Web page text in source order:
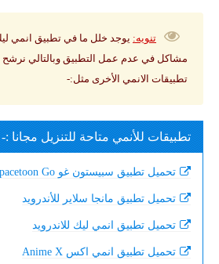
تنويه: يوجد خلل ما في تطبيق انمي
مشاكل في عدم عمل التطبيق وبالتالي
تطبيقات الانمي الأخرى مثل:-
تطبيقات للأنمي متاحة للتنزيل مجانا :-
تحميل تطبيق سبيستون غو Spacetoon Go
تحميل تطبيق مانجا سلاير للأندرويد
تحميل تطبيق انمي ليك للاندرويد
تحميل تطبيق انمي اكس Anime X